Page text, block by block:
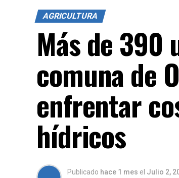
AGRICULTURA
Más de 390
comuna de
enfrentar
hídricos
Publicado hace 1 mes el Julio 2,